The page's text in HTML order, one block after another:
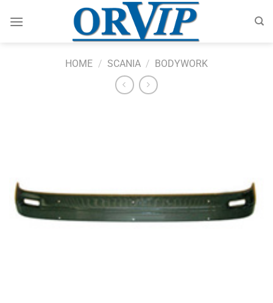
HOME / SCANIA / BODYWORK